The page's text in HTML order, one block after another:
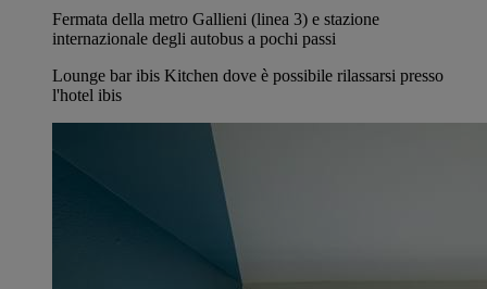
Fermata della metro Gallieni (linea 3) e stazione
internazionale degli autobus a pochi passi
Lounge bar ibis Kitchen dove è possibile rilassarsi presso
l'hotel ibis